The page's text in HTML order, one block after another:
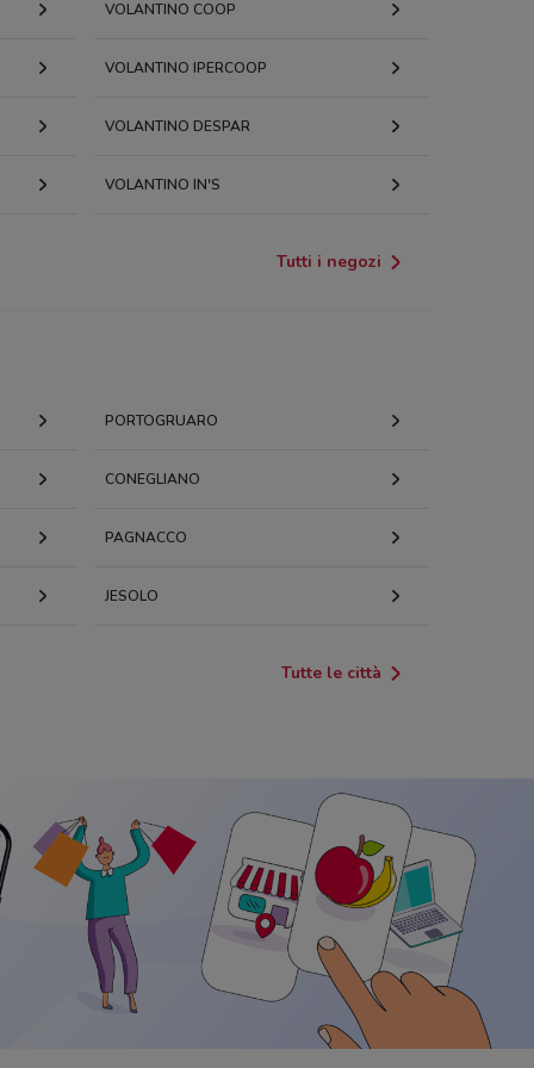
VOLANTINO COOP
VOLANTINO IPERCOOP
VOLANTINO DESPAR
VOLANTINO IN'S
Tutti i negozi
PORTOGRUARO
CONEGLIANO
PAGNACCO
JESOLO
Tutte le città